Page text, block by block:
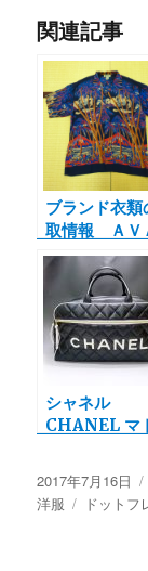
関連記事
ブランド衣類
取情報 ＡＶ
ＴＩ アヴァ
ィ シャツ
シャネル
CHANEL マ
ッグを宅配買
せて頂きまし
投
稿
2017年7月16日
洋服
タ
ドットフ